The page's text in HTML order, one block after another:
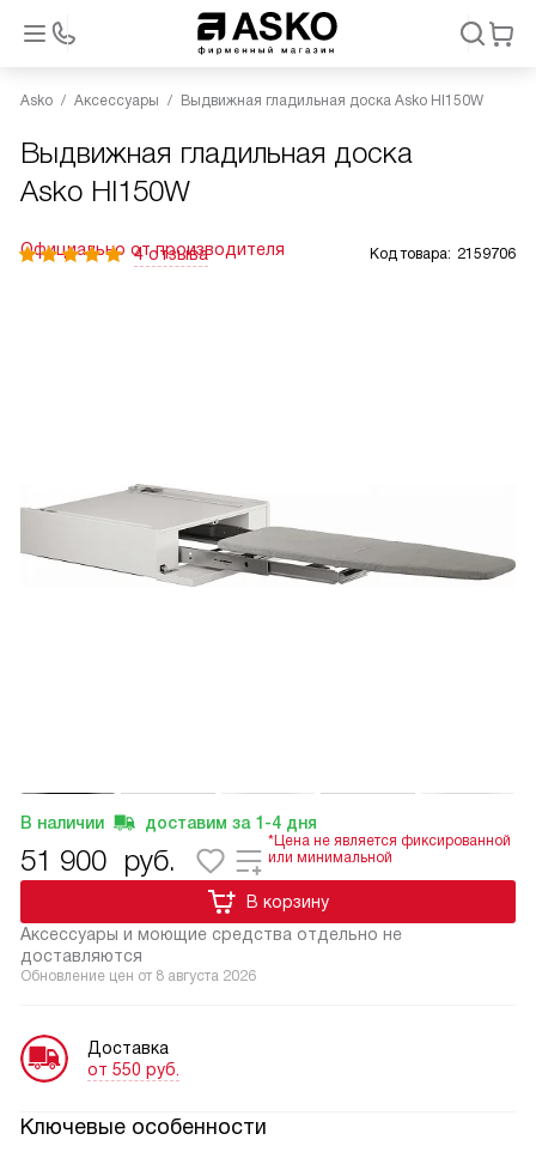
Asko Аксессуары Выдвижная гладильная доска Asko HI150W
Выдвижная гладильная доска
Asko HI150W
Официально от производителя
4 отзыва Код товара: 2159706
В наличии доставим за 1-4 дня
51 900 руб.
*Цена не является фиксированной
или минимальной
Аксессуары и моющие средства отдельно не
доставляются
В корзину
Обновление цен от 8 августа 2026
Доставка
от 550 руб.
Ключевые особенности